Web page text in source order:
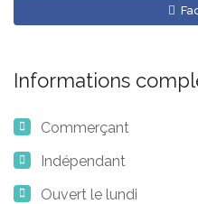
Informations
Commerçant
Indépendant
Ouvert le lundi